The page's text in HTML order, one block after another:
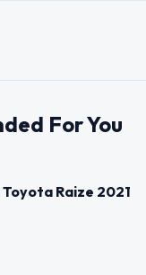
For You
Raize 2021